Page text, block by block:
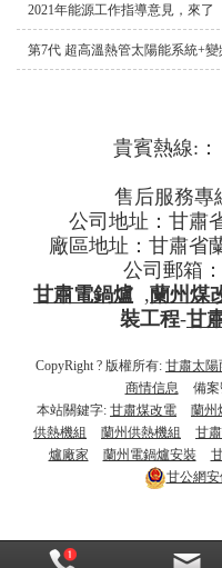
2021年能源工作指導意見，來了
貴賓熱線:
售后服務專
公司地址：甘肅
廠區地址：甘肅省
公司郵箱
甘肅電鍋爐 ,蘭州煤
裝工程-甘
CopyRight ? 版權所有: 甘肅太陽
商情信息
備案
本站關鍵字: 甘肅煤改電 蘭州
供熱機組
蘭州供熱機組 甘
爐廠家
蘭州電鍋爐安裝
甘公網安